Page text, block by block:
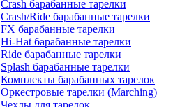
Crash барабанные тарелки
Crash/Ride барабанные тарелки
FX барабанные тарелки
Hi-Hat барабанные тарелки
Ride барабанные тарелки
Splash барабанные тарелки
Комплекты барабанных тарелок
Оркестровые тарелки (Marching)
Чехлы для тарелок